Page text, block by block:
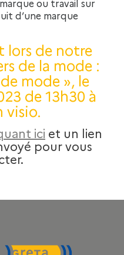
ou travail sur
d’une marque
lors de notre
de la mode :
mode », le
de 13h30 à
visio.
ici et un lien
pour vous